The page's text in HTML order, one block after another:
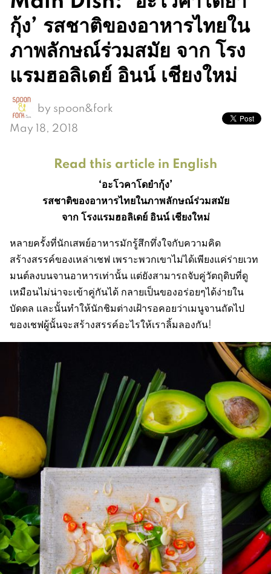
กุ้ง’ รสชาติของอาหารไทยใน
ภาพลักษณ์ร่วมสมัย จาก โรง
แรมฮอลิเดย์ อินน์ เชียงใหม่
by spoon&fork
May 18, 2018
Read this article in English
‘อะโวคาโดยำกุ้ง’
รสชาติของอาหารไทยในภาพลักษณ์ร่วมสมัย
จาก โรงแรมฮอลิเดย์ อินน์ เชียงใหม่
หลายครั้งที่นักเสพย์อาหารมักรู้สึกทึ่งใจกับความคิด
สร้างสรรค์ของเหล่าเชฟ เพราะพวกเขาไม่ได้เพียงแค่ร่ายเวท
มนต์ลงบนจานอาหารเท่านั้น แต่ยังสามารถจับคู่วัตถุดิบที่ดู
เหมือนไม่น่าจะเข้าคู่กันได้ กลายเป็นของอร่อยๆได้ง่ายใน
บัดดล และนั้นทำให้นักชิมต่างเฝ้ารอคอยว่าเมนูจานถัดไป
ของเชฟผู้นั้นจะสร้างสรรค์อะไรให้เราลิ้มลองกัน!